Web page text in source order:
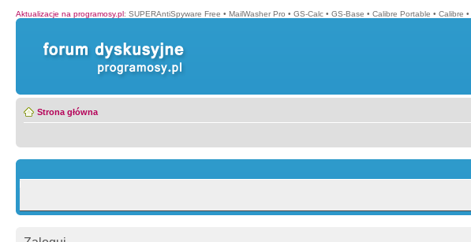
Aktualizacje na programosy.pl: SUPERAntiSpyware Free • MailWasher Pro • GS-Calc • GS-Base • Calibre Portable • Calibre •
Strona główna